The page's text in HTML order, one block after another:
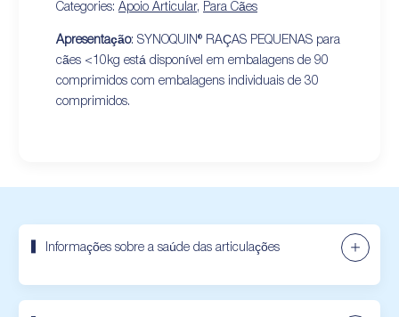
Categories: Apoio Articular, Para Cães
Apresentação: SYNOQUIN® RAÇAS PEQUENAS para
cães <10kg está disponível em embalagens de 90
comprimidos com embalagens individuais de 30
comprimidos.
Informações sobre a saúde das articulações